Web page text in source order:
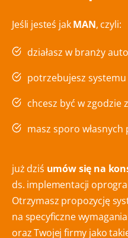
Jeśli jesteś jakMAN, czyli:
działasz w branży
potrzebujesz systemu
chcesz być w zgodzie
masz sporo
już dziś umów się na
ds. implementacji
Otrzymasz propozycję
na specyficzne
oraz Twojej firmy jako